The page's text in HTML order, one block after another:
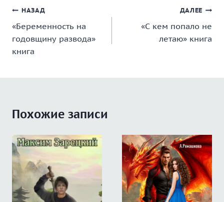
Навигация
по
записям
НАЗАД
«Беременность на
годовщину развода»
книга
ДАЛЕЕ
«С кем попало не
летаю» книга
Похожие записи